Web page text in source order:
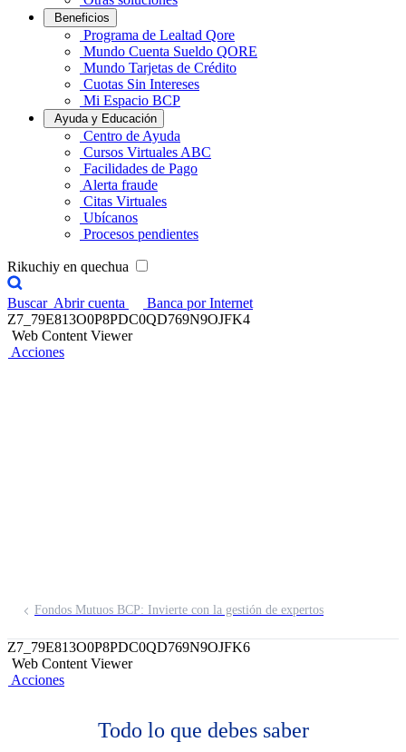
Beneficios
Programa de Lealtad Qore
Mundo Cuenta Sueldo QORE
Mundo Tarjetas de Crédito
Cuotas Sin Intereses
Mi Espacio BCP
Ayuda y Educación
Centro de Ayuda
Cursos Virtuales ABC
Facilidades de Pago
Alerta fraude
Citas Virtuales
Ubícanos
Procesos pendientes
Rikuchiy en quechua
Buscar Abrir cuenta
Banca por Internet
Z7_79E813O0P8PDC0QD769N9OJFK4
Web Content Viewer
Acciones
Fondos Mutuos BCP: Invierte con la gestión de expertos
Z7_79E813O0P8PDC0QD769N9OJFK6
Web Content Viewer
Acciones
Todo lo que debes saber